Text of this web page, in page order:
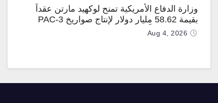
وزارة الدفاع الأمريكية تمنح لوكهيد مارتن عقداً
بقيمة 58.62 مليار دولار لإنتاج صواريخ PAC-3
المطوّرة دعماً لـ “ترسانة الحرية”
Aug 4, 2026